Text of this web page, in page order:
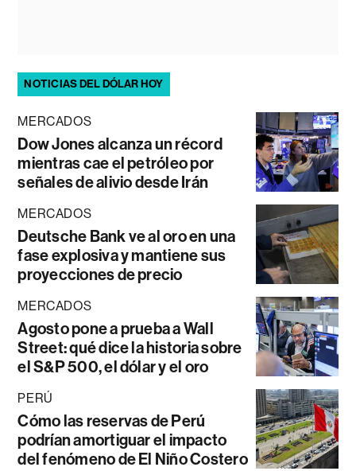
NOTICIAS DEL DÓLAR HOY
MERCADOS
Dow Jones alcanza un récord
mientras cae el petróleo por
señales de alivio desde Irán
MERCADOS
Deutsche Bank ve al oro en una
fase explosiva y mantiene sus
proyecciones de precio
MERCADOS
Agosto pone a prueba a Wall
Street: qué dice la historia sobre
el S&P 500, el dólar y el oro
PERÚ
Cómo las reservas de Perú
podrían amortiguar el impacto
del fenómeno de El Niño Costero